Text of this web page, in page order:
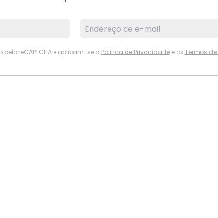
pelo reCAPTCHA e aplicam-se a Política de Privacidadee os Termos de